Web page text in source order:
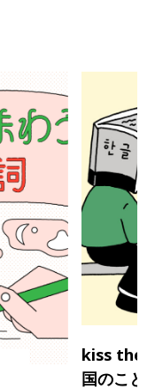
kiss the
国のこと